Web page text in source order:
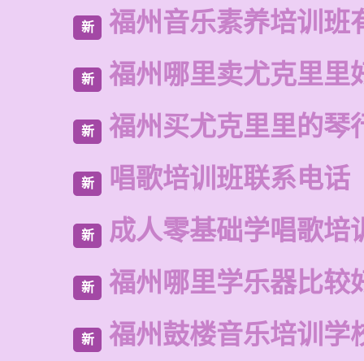
新 福州音乐素养培训班
新 福州哪里卖尤克里里
新 福州买尤克里里的琴
新 唱歌培训班联系电话
新 成人零基础学唱歌培
新 福州哪里学乐器比较
新 福州鼓楼音乐培训学